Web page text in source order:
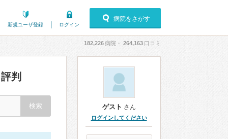
新規ユーザ登録 ログイン
病院をさがす
182,226病院・ 264,163 口コミ
判
ゲスト さん
ログインしてください